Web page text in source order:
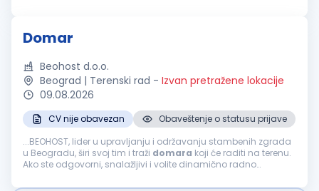
Domar
Beohost d.o.o.
Beograd | Terenski rad - Izvan pretražene lokacije
09.08.2026
CV nije obavezan
Obaveštenje o statusu prijave
...BEOHOST, lider u upravljanju i održavanju stambenih zgrada
u Beogradu, širi svoj tim i traži domara koji će raditi na terenu.
Ako ste odgovorni, snalažljivi i volite dinamično radno